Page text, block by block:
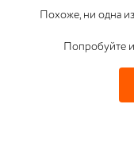
Похоже, ни одна
Попробуйте